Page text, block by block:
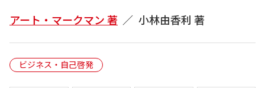
アート・マークマン 著 小林由香利 著
ビジネス・自己啓発